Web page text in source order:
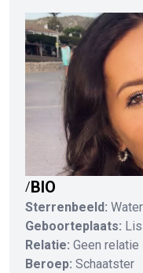
/BIO
Sterrenbeeld:
Geboorteplaats:
Relatie: Geen relatie
Beroep: Schaatster